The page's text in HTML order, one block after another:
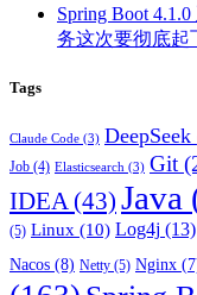
Spring Boot
务这次要彻底起
Tags
Claude Code (3) DeepSeek
Job (4) Elasticsearch (3) Git
IDEA(43) Java
(5) Linux (10) Log4j (13)
Nacos (8) Netty (5) Nginx